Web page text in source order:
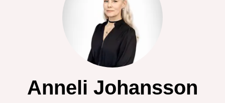
Anneli Johansson